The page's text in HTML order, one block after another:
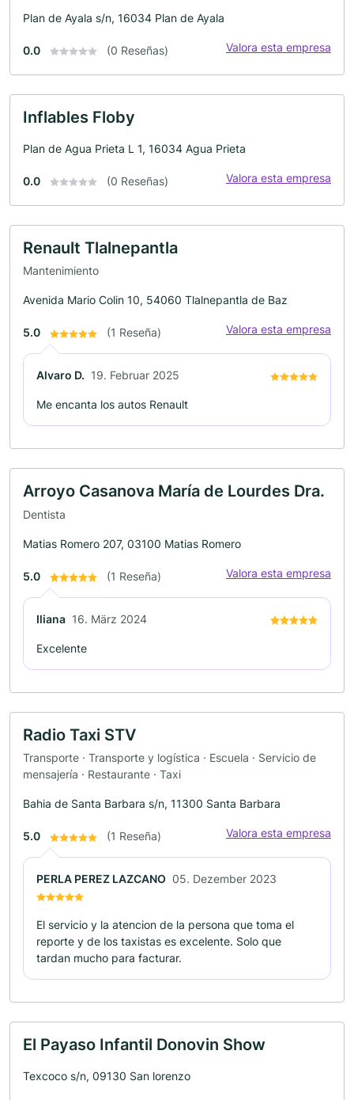
Plan de Ayala s/n, 16034 Plan de Ayala
0.0 (0 Reseñas) Valora esta empresa
Inflables Floby
Plan de Agua Prieta L 1, 16034 Agua Prieta
0.0 (0 Reseñas) Valora esta empresa
Renault Tlalnepantla
Mantenimiento
Avenida Mario Colin 10, 54060 Tlalnepantla de Baz
5.0 (1 Reseña) Valora esta empresa
Alvaro D. 19. Februar 2025
Me encanta los autos Renault
Arroyo Casanova María de Lourdes Dra.
Dentista
Matias Romero 207, 03100 Matias Romero
5.0 (1 Reseña) Valora esta empresa
Iliana 16. März 2024
Excelente
Radio Taxi STV
Transporte · Transporte y logística · Escuela · Servicio de
mensajería · Restaurante · Taxi
Bahia de Santa Barbara s/n, 11300 Santa Barbara
5.0 (1 Reseña) Valora esta empresa
PERLA PEREZ LAZCANO 05. Dezember 2023
El servicio y la atencion de la persona que toma el
reporte y de los taxistas es excelente. Solo que
tardan mucho para facturar.
El Payaso Infantil Donovin Show
Texcoco s/n, 09130 San lorenzo